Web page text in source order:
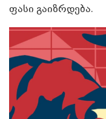
ფასი გაიზრდება.